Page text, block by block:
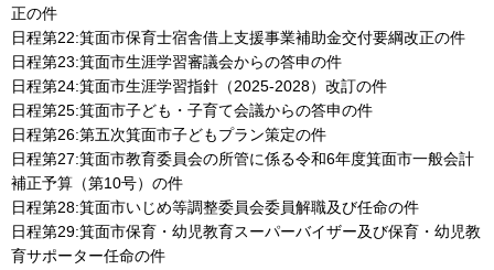
正の件
日程第22:箕面市保育士宿舎借上支援事業補助金交付要綱改正の件
日程第23:箕面市生涯学習審議会からの答申の件
日程第24:箕面市生涯学習指針（2025-2028）改訂の件
日程第25:箕面市子ども・子育て会議からの答申の件
日程第26:第五次箕面市子どもプラン策定の件
日程第27:箕面市教育委員会の所管に係る令和6年度箕面市一般会計
補正予算（第10号）の件
日程第28:箕面市いじめ等調整委員会委員解職及び任命の件
日程第29:箕面市保育・幼児教育スーパーバイザー及び保育・幼児教
育サポーター任命の件